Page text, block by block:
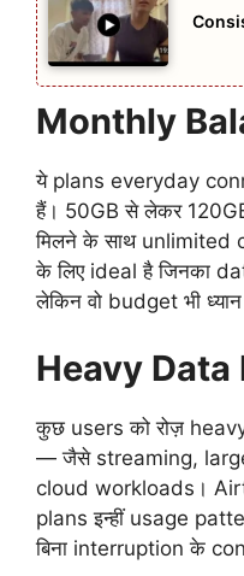
Monthly
ये plans everyday
हैं। 50GB से लेकर
मिलने के साथ unlimited
के लिए ideal है जिनका
लेकिन वो budget भी
Heavy
कुछ users को रोज़
— जैसे streaming,
cloud workloads।
plans इन्हीं usage
बिना interruption के